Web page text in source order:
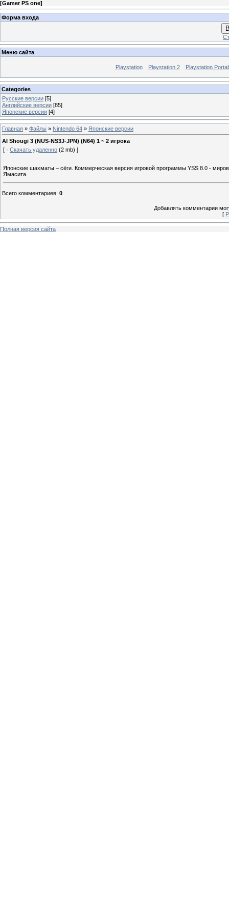
[Gamer PS one]
Форма входа
Меню сайта
Playstation Playstation 2 Playstation
Categories
Русские версии [5]
Английские версии [85]
Японские версии [4]
Главная » Файлы » Nintendo 64 » Японские версии
AI Shougi 3 (NUS-NS3J-JPN) (N64) 1 ~ 2 игрока
[ · Скачать удаленно (2 mb) ]
Японские шахматы – сёги. Коммерческая версия игровой программы YSS 8.0 -
Ямаcита.
Всего комментариев: 0
Добавлять комментарии
[
Полная версия сайта